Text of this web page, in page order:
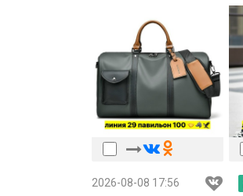
2026-08-08 17:56